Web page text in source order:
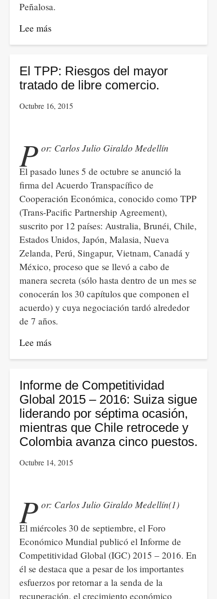
Peñalosa.
Lee más
La
en
Colombia
la
Estado.
El TPP: Riesgos del mayor
tratado de libre comercio.
Octubre 16, 2015
P or: Carlos Julio Giraldo Medellín
El pasado lunes 5 de octubre se anunció la
firma del Acuerdo Transpacífico de
Cooperación Económica, conocido como TPP
(Trans-Pacific Partnership Agreement),
suscrito por 12 países: Australia, Brunéi, Chile,
Estados Unidos, Japón, Malasia, Nueva
Zelanda, Perú, Singapur, Vietnam, Canadá y
México, proceso que se llevó a cabo de
manera secreta (sólo hasta dentro de un mes se
conocerán los 30 capítulos que componen el
acuerdo) y cuya negociación tardó alrededor
de 7 años.
Lee más
El
Riesgos
del
mayor
tratado
de
comercio.
Informe de Competitividad
Global 2015 – 2016: Suiza sigue
liderando por séptima ocasión,
mientras que Chile retrocede y
Colombia avanza cinco puestos.
Octubre 14, 2015
P or: Carlos Julio Giraldo Medellín(1)
El miércoles 30 de septiembre, el Foro
Económico Mundial publicó el Informe de
Competitividad Global (IGC) 2015 – 2016. En
él se destaca que a pesar de los importantes
esfuerzos por retornar a la senda de la
recuperación, el crecimiento económico